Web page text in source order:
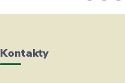
Kontakty